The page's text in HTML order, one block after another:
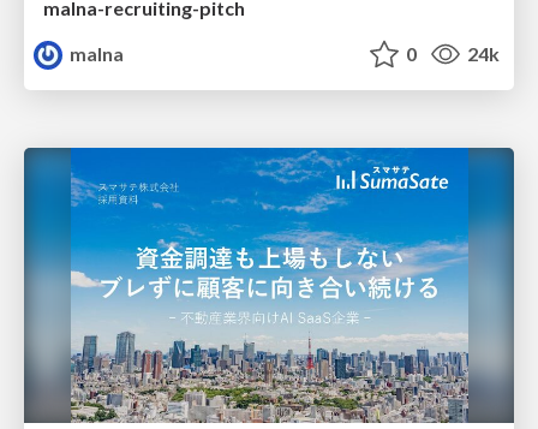
malna-recruiting-pitch
malna
0 24k